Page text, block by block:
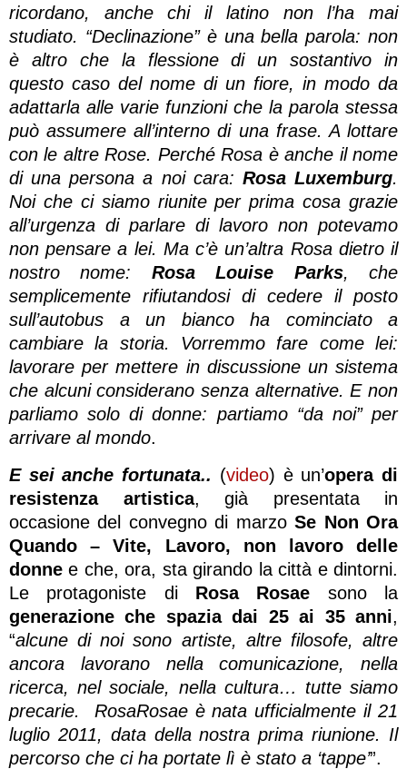
ricordano, anche chi il latino non l’ha mai
studiato. “Declinazione” è una bella parola: non
è altro che la flessione di un sostantivo in
questo caso del nome di un fiore, in modo da
adattarla alle varie funzioni che la parola stessa
può assumere all’interno di una frase. A lottare
con le altre Rose. Perché Rosa è anche il nome
di una persona a noi cara: Rosa Luxemburg.
Noi che ci siamo riunite per prima cosa grazie
all’urgenza di parlare di lavoro non potevamo
non pensare a lei. Ma c’è un’altra Rosa dietro il
nostro nome: Rosa Louise Parks, che
semplicemente rifiutandosi di cedere il posto
sull’autobus a un bianco ha cominciato a
cambiare la storia. Vorremmo fare come lei:
lavorare per mettere in discussione un sistema
che alcuni considerano senza alternative. E non
parliamo solo di donne: partiamo “da noi” per
arrivare al mondo.
E sei anche fortunata.. (video) è un’opera di
resistenza artistica, già presentata in
occasione del convegno di marzoSe Non Ora
Quando – Vite, Lavoro, non lavoro delle
donne e che, ora, sta girando la città e dintorni.
Le protagoniste di Rosa Rosae sono la
generazione che spazia dai 25 ai 35 anni,
“alcune di noi sono artiste, altre filosofe, altre
ancora lavorano nella comunicazione, nella
ricerca, nel sociale, nella cultura… tutte siamo
precarie. RosaRosae è nata ufficialmente il 21
luglio 2011, data della nostra prima riunione. Il
percorso che ci ha portate lì è stato a ‘tappe’”.